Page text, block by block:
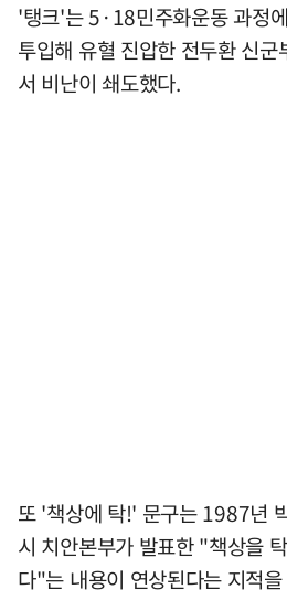
'탱크'는 5·18민주화운동 과정
투입해 유혈 진압한 전두환 신
서 비난이 쇄도했다.
또 '책상에 탁!' 문구는 1987년
시 치안본부가 발표한 "책상을
다"는 내용이 연상된다는 지적